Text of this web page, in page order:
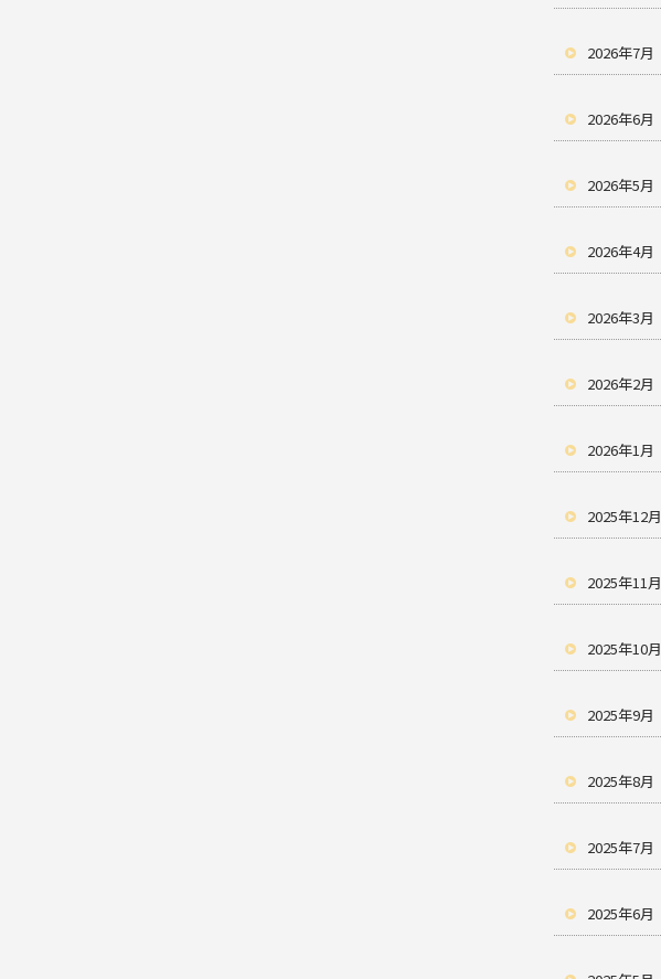
2026年7月
2026年6月
2026年5月
2026年4月
2026年3月
2026年2月
2026年1月
2025年12月
2025年11月
2025年10月
2025年9月
2025年8月
2025年7月
2025年6月